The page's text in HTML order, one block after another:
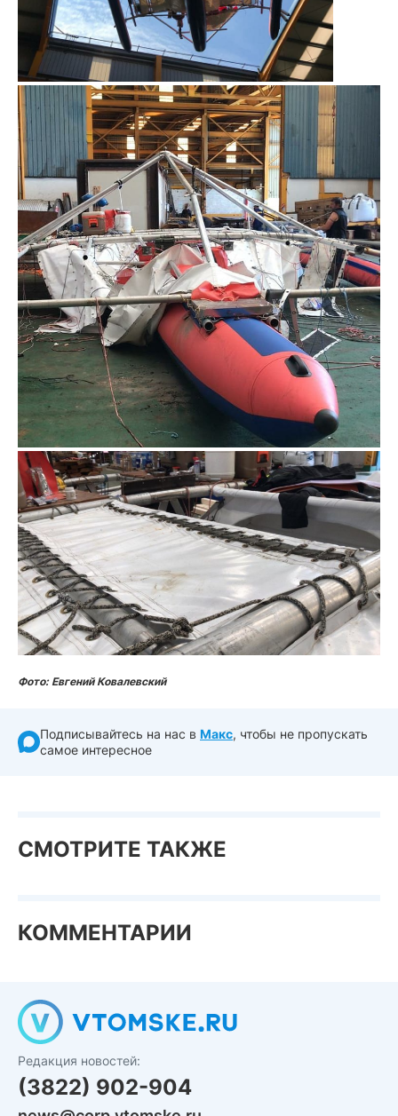
Фото: Евгений Ковалевский
Подписывайтесь на нас в Макс, чтобы не пропускать
самое интересное
СМОТРИТЕ ТАКЖЕ
КОММЕНТАРИИ
Редакция новостей:
(3822) 902-904